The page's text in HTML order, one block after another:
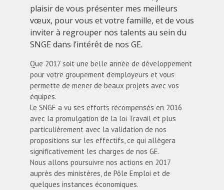
plaisir de vous présenter mes meilleurs
vœux, pour vous et votre famille, et de vous
inviter à regrouper nos talents au sein du
SNGE dans l’intérêt de nos GE.
Que 2017 soit une belle année de développement
pour votre groupement d’employeurs et vous
permette de mener de beaux projets avec vos
équipes.
Le SNGE a vu ses efforts récompensés en 2016
avec la promulgation de la loi Travail et plus
particulièrement avec la validation de nos
propositions sur les effectifs, ce qui allègera
significativement les charges de nos GE.
Nous allons poursuivre nos actions en 2017
auprès des ministères, de Pôle Emploi et de
quelques instances économiques.